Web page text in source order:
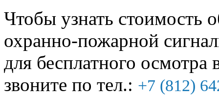
Чтобы узнать стоимость
охранно-пожарной
для бесплатного осмотра
звоните по тел.: +7 (812)